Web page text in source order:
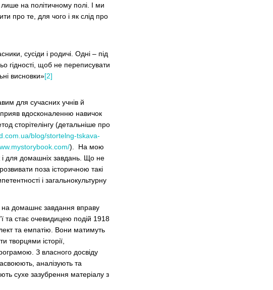
на політичному полі. І ми
про те, для чого і як слід про
сусіди і родичі. Одні – під
гідності, щоб не переписувати
висновки»[2]
для сучасних учнів й
вдосконаленню навичок
сторітелінгу (детальніше про
blog/stortelng-tskava-
). На мою
і для домашніх завдань. Що не
поза історичною такі
і загальнокультурну
на домашнє завдання вправу
та стає очевидицею подій 1918
та емпатію. Вони матимуть
творцями історії,
З власного досвіду
аналізують та
сухе зазубрення матеріалу з